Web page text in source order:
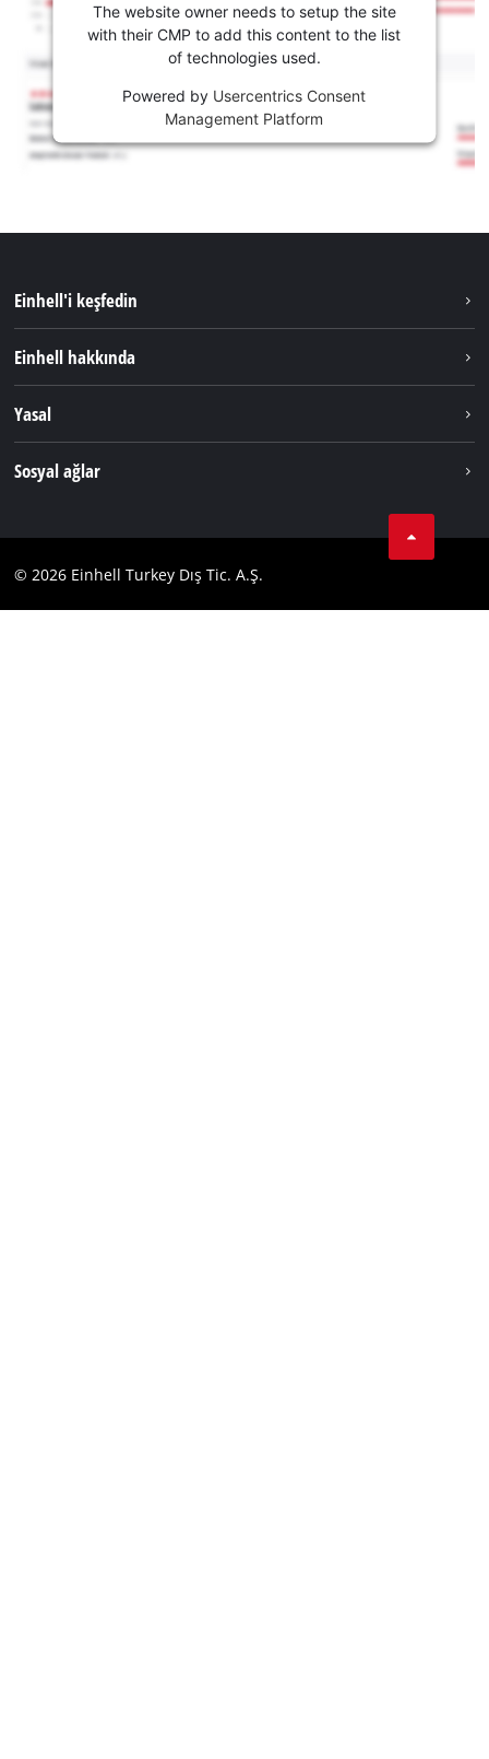
The website owner needs to setup the site
with their CMP to add this content to the list
of technologies used.
Powered by Usercentrics Consent
Management Platform
Einhell'i keşfedin
Hizmetler
Einhell hakkında
Yasal
Uyumluluk
Sosyal ağlar
YouТube
© 2026 Einhell Turkey Dış Tic. A.Ş.